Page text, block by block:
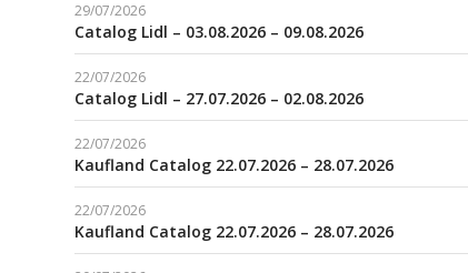
29/07/2026
Catalog Lidl – 03.08.2026 – 09.08.2026
22/07/2026
Catalog Lidl – 27.07.2026 – 02.08.2026
22/07/2026
Kaufland Catalog 22.07.2026 – 28.07.2026
22/07/2026
Kaufland Catalog 22.07.2026 – 28.07.2026